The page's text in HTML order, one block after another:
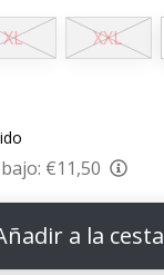
XL XXL
€11,50
a la cesta